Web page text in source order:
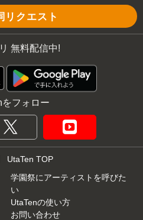
リクエスト
無料配信中!
をフォロー
UtaTen TOP
学園祭にアーティストを呼びた
い
UtaTenの使い方
お問い合わせ